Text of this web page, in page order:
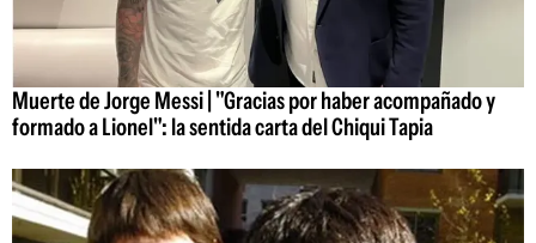
Muerte de Jorge Messi | "Gracias por haber acompañado y
formado a Lionel": la sentida carta del Chiqui Tapia